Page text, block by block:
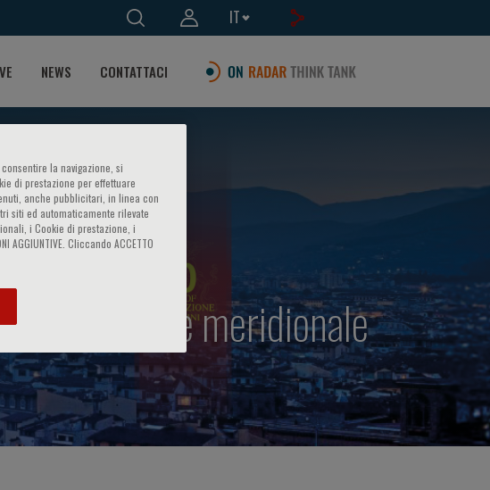
IT
NEWS CONTATTACI
orientale e meridionale
la navigazione, si
di prestazione per effettuare
anche pubblicitari, in linea con
siti ed automaticamente rilevate
i Cookie di prestazione, i
Cliccando ACCETTO